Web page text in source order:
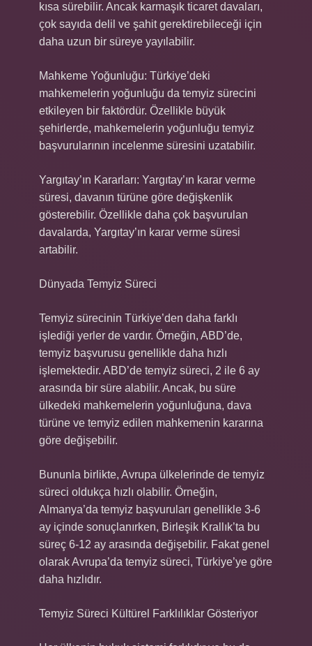
kısa sürebilir. Ancak karmaşık ticaret davaları,
çok sayıda delil ve şahit gerektirebileceği için
daha uzun bir süreye yayılabilir.
Mahkeme Yoğunluğu: Türkiye’deki
mahkemelerin yoğunluğu da temyiz sürecini
etkileyen bir faktördür. Özellikle büyük
şehirlerde, mahkemelerin yoğunluğu temyiz
başvurularının incelenme süresini uzatabilir.
Yargıtay’ın Kararları: Yargıtay’ın karar verme
süresi, davanın türüne göre değişkenlik
gösterebilir. Özellikle daha çok başvurulan
davalarda, Yargıtay’ın karar verme süresi
artabilir.
Dünyada Temyiz Süreci
Temyiz sürecinin Türkiye’den daha farklı
işlediği yerler de vardır. Örneğin, ABD’de,
temyiz başvurusu genellikle daha hızlı
işlemektedir. ABD’de temyiz süreci, 2 ile 6 ay
arasında bir süre alabilir. Ancak, bu süre
ülkedeki mahkemelerin yoğunluğuna, dava
türüne ve temyiz edilen mahkemenin kararına
göre değişebilir.
Bununla birlikte, Avrupa ülkelerinde de temyiz
süreci oldukça hızlı olabilir. Örneğin,
Almanya’da temyiz başvuruları genellikle 3-6
ay içinde sonuçlanırken, Birleşik Krallık’ta bu
süreç 6-12 ay arasında değişebilir. Fakat genel
olarak Avrupa’da temyiz süreci, Türkiye’ye göre
daha hızlıdır.
Temyiz Süreci Kültürel Farklılıklar Gösteriyor